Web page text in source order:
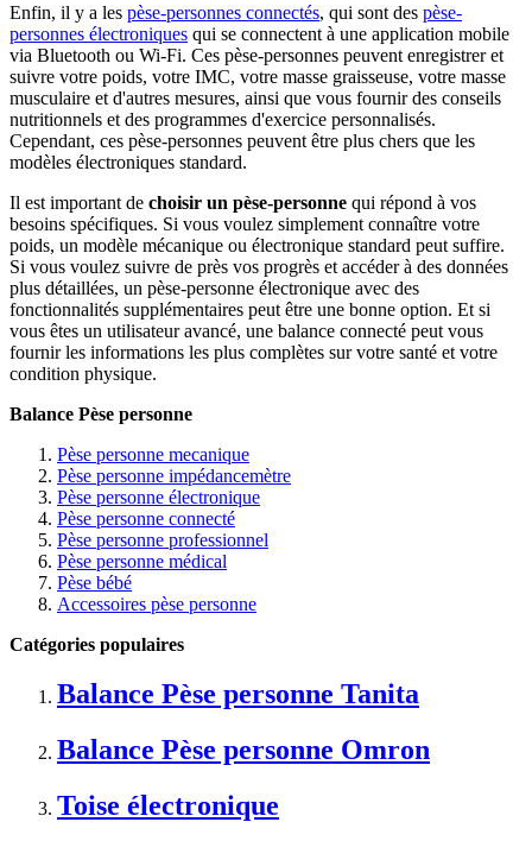
Enfin, il y a les pèse-personnes connectés, qui sont des pèse-
personnes électroniques qui se connectent à une application mobile
via Bluetooth ou Wi-Fi. Ces pèse-personnes peuvent enregistrer et
suivre votre poids, votre IMC, votre masse graisseuse, votre masse
musculaire et d'autres mesures, ainsi que vous fournir des conseils
nutritionnels et des programmes d'exercice personnalisés.
Cependant, ces pèse-personnes peuvent être plus chers que les
modèles électroniques standard.
Il est important de choisir un pèse-personne qui répond à vos
besoins spécifiques. Si vous voulez simplement connaître votre
poids, un modèle mécanique ou électronique standard peut suffire.
Si vous voulez suivre de près vos progrès et accéder à des données
plus détaillées, un pèse-personne électronique avec des
fonctionnalités supplémentaires peut être une bonne option. Et si
vous êtes un utilisateur avancé, une balance connecté peut vous
fournir les informations les plus complètes sur votre santé et votre
condition physique.
Balance Pèse personne
Pèse personne mecanique
Pèse personne impédancemètre
Pèse personne électronique
Pèse personne connecté
Pèse personne professionnel
Pèse personne médical
Pèse bébé
Accessoires pèse personne
Catégories populaires
Balance Pèse personne Tanita
Balance Pèse personne Omron
Toise électronique